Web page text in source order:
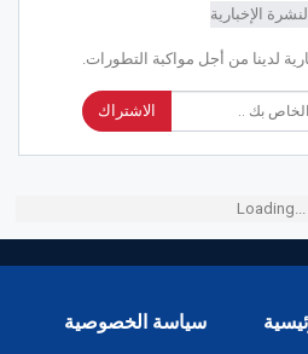
لدينا من أجل مواكبة التطورات.
الاشتراك
Loading...
سياسة الخصوصية